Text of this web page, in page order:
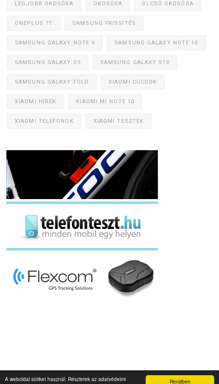
Rendben
A weboldal sütiket használ. Részletek az adatvédelmi
LEGJOBB OKOSÓRA OKOSÓRA OLCSÓ OKOSÓRA
ONEPLUS 7T SAMSUNG FRISSÍTÉS
SAMSUNG GALAXY NOTE 9 SAMSUNG GALAXY NOTE 10
SAMSUNG GALAXY S9 SAMSUNG GALAXY S10
SAMSUNG GALAXY FOLD XIAOMI CUCCOK
XIAOMI HÍREK XIAOMI MI NOTE 10
XIAOMI TELEFONOK XIAOMI TESZTEK